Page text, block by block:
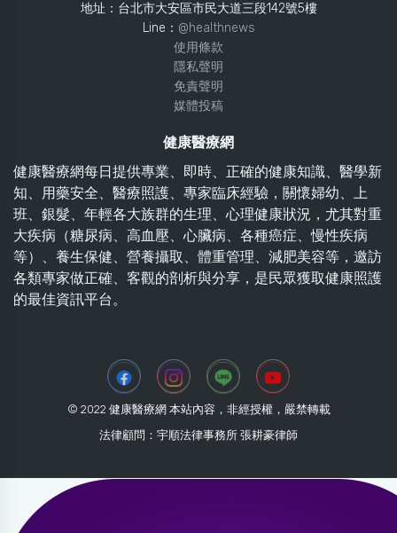
地址：台北市大安區市民大道三段142號5樓
Line： @healthnews
使用條款
隱私聲明
免責聲明
媒體投稿
健康醫療網
健康醫療網每日提供專業、即時、正確的健康知識、醫學新
知、用藥安全、醫療照護、專家臨床經驗，關懷婦幼、上
班、銀髮、年輕各大族群的生理、心理健康狀況，尤其對重
大疾病（糖尿病、高血壓、心臟病、各種癌症、慢性疾病
等）、養生保健、營養攝取、體重管理、減肥美容等，邀訪
各類專家做正確、客觀的剖析與分享，是民眾獲取健康照護
的最佳資訊平台。
© 2022 健康醫療網 本站內容，非經授權，嚴禁轉載
法律顧問：宇順法律事務所 張耕豪律師